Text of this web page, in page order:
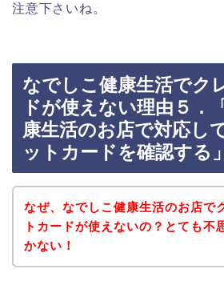
注意下さいね。
なでしこ健康生活でク
ドが使えない理由５．
康生活のお店で対応し
ットカードを確認する」
なぜ、なでしこ健康生活のお店で
トカードが使えないの？とても不
かない！